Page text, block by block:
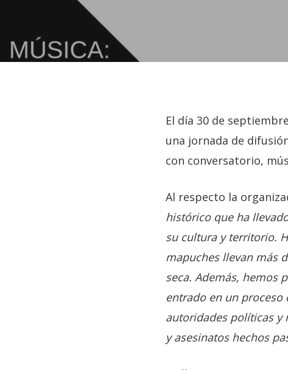
Hit enter to search or ESC to close
El día 30 de
una jornada de
con conversatorio,
Al respecto la
histórico que ha
su cultura y territorio.
mapuches llevan más
seca. Además, hemos
entrado en un proceso
autoridades políticas y
y asesinatos hechos